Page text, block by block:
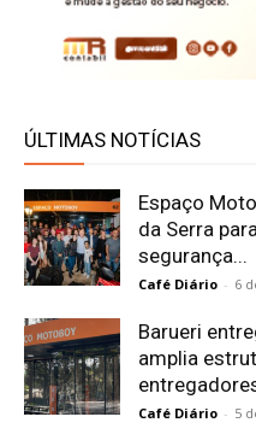
ÚLTIMAS NOTÍCIAS
Espaço
da Serra
segurança...
Café Diário - 6
Barueri
amplia
Café Diário - 5